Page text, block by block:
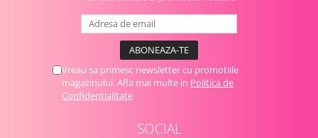
Vreau sa primesc newsletter cu promotiile
magazinului. Afla mai multe in Politica de
Confidentialitate
SOCIAL